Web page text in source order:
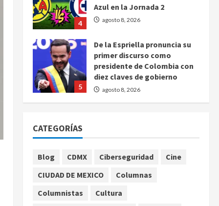
4
Azul en la Jornada 2
agosto 8, 2026
5
De la Espriella pronuncia su
primer discurso como
presidente de Colombia con
diez claves de gobierno
agosto 8, 2026
cáncer
agosto 8, 2026
México Sub-20 derrota a
Premundial Concacaf
CATEGORÍAS
Blog CDMX Ciberseguridad
Cine
CIUDAD DE MEXICO
Columnas
Columnistas
Cultura